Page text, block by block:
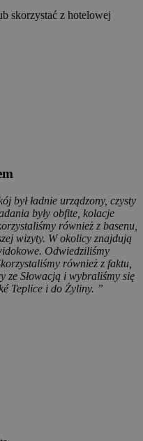
skorzystać z hotelowej
był ładnie urządzony, czysty
były obfite, kolacje
również z basenu,
wizyty. W okolicy znajdują
Odwiedziliśmy
również z faktu,
ze Słowacją i wybraliśmy się
Teplice i do Żyliny. ”